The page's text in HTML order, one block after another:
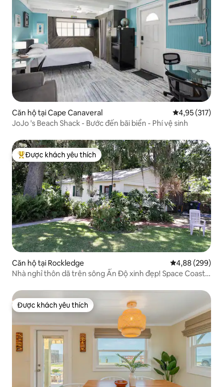
Căn hộ tại Cape Canaveral Xếp hạng
4,95 (317)
JoJo 's Beach Shack - Bước đến bãi biển - Phí vệ sinh
Được khách yêu thích nhất
Được khách yêu thích
Căn hộ tại Rockledge Xếp hạng
4,88 (299)
Nhà nghỉ thôn dã trên sông Ấn Độ xinh đẹp! Space Coast,
Được khách yêu thích
Được khách yêu thích